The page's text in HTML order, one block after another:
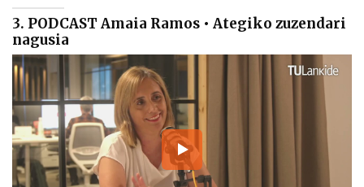
3. PODCAST Amaia Ramos • Ategiko zuzendari
nagusia